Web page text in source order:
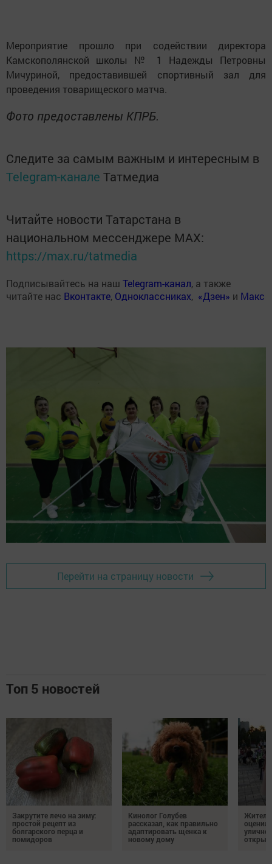
Мероприятие прошло при содействии директора
Камскополянской школы № 1 Надежды Петровны
Мичуриной, предоставившей спортивный зал для
проведения товарищеского матча.
Фото предоставлены КПРБ.
Следите за самым важным и интересным в
Telegram-канале Татмедиа
Читайте новости Татарстана в
национальном мессенджере MАХ:
https://max.ru/tatmedia
Подписывайтесь на наш Telegram-канал, а также
читайте нас Вконтакте, Одноклассниках, «Дзен» и Макс
Перейти на страницу новости
Топ 5 новостей
Закрутите лечо на зиму:
простой рецепт из
болгарского перца и
помидоров
Кинолог Голубев
рассказал, как правильно
адаптировать щенка к
новому дому